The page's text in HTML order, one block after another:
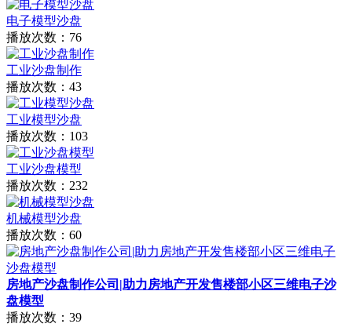
电子模型沙盘
播放次数：76
工业沙盘制作
播放次数：43
工业模型沙盘
播放次数：103
工业沙盘模型
播放次数：232
机械模型沙盘
播放次数：60
房地产沙盘制作公司|助力房地产开发售楼部小区三维电子沙
盘模型
播放次数：39